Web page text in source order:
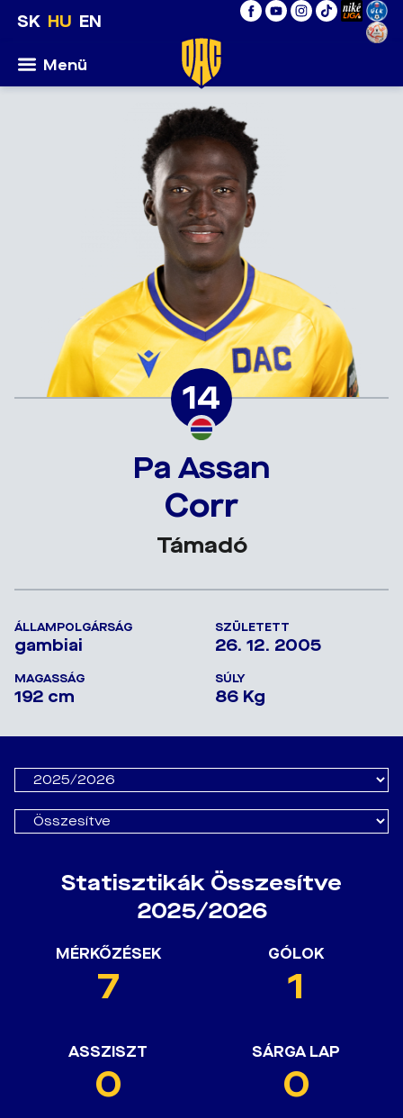
SK HU EN
Menü
14
Pa Assan
Corr
Támadó
ÁLLAMPOLGÁRSÁG
gambiai
SZÜLETETT
26. 12. 2005
MAGASSÁG
192 cm
SÚLY
86 Kg
Statisztikák Összesítve
2025/2026
MÉRKŐZÉSEK
7
GÓLOK
1
ASSZISZT
0
SÁRGA LAP
0